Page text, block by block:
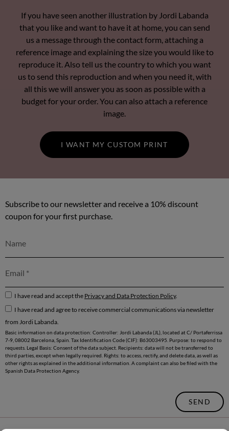
If you have seen another illustration by Jordi Labanda
that you like and want to have it at home, you can send
us a message through the contact form, attaching a
reference image and explaining the size you would like to
reproduce it. Also tell us the country to which you want
us to send this reproduction and when you need it, with
all this we will answer you as soon as possible with a
budget for your order. You can also attach a reference
image.
I WANT MY CUSTOM PRINT
Subscribe to our newsletter and receive a 10% discount
coupon for your first purchase.
I have read and accept the Privacy and Data Protection Policy.
I have read and agree to receive commercial communications via newsletter
from Jordi Labanda.
Basic information on data protection: Controller: Jordi Labanda (JL), located at C/ Portaferrissa
7-9, 08002 Barcelona, Spain. Tax Identification Code (CIF): B63003495. Purpose: to respond to
requests. Legal Basis: Consent of the data subject. Recipients: data will not be transferred to
third parties, except when legally required. Rights: to access, rectify, and delete data, as well as
other rights as explained in the additional information. A complaint can also be filed with the
Spanish Data Protection Agency.
SEND